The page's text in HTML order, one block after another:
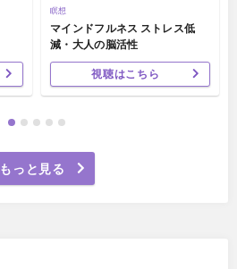
瞑想
マインドフルネス ストレス低
減・大人の脳活性
視聴はこちら
もっと見る